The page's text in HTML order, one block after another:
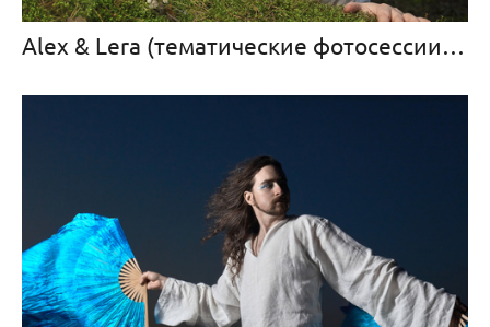
Alex & Lera (тематические фотосессии) >>>